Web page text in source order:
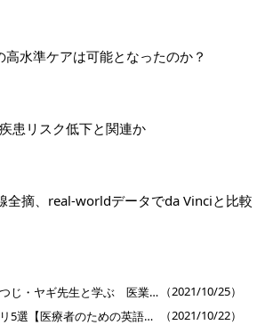
水準ケアは可能となったのか？
患リスク低下と関連か
摘、real-worldデータでda Vinciと比較
不動産ごと引き継いで欲しい！で難易度アップ【ひつじ・ヤギ先生と学ぶ 医業承継キソの基礎 】第28回 （2021/10/25）
忙しい医師向け、スキマ時間に学べる英語学習アプリ5選【医療者のための英語学習法】
（2021/10/22）